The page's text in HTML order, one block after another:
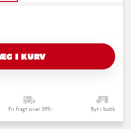
I KURV
Fri fragt over 599,- Byt i butik